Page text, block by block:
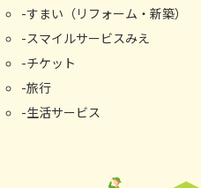
すまい（リフォーム・新築）
スマイルサービスみえ
チケット
旅行
生活サービス